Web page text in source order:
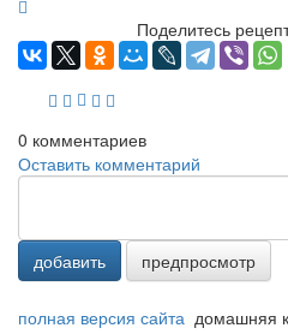
Поделитесь
0 комментариев
Оставить комментарий
добавить предпросмотр
полная версия сайта домашняя